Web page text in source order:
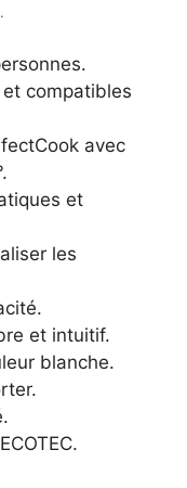
compatibles
avec
et
les
et intuitif.
blanche.